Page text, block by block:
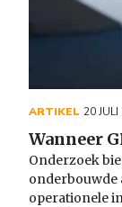
ARTIKEL 20
Wanneer
Onderzoek
onderbouwde
operationele